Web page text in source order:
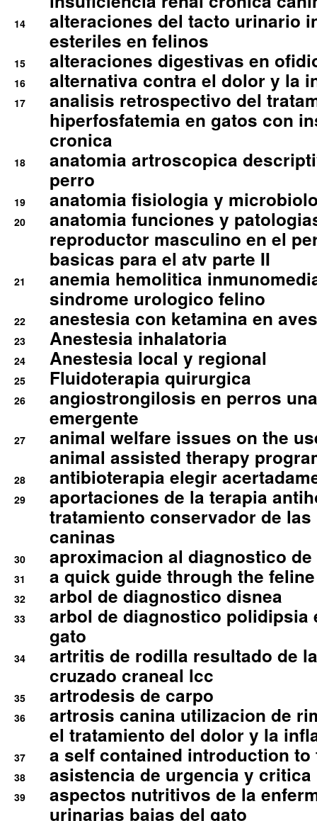
14
alteraciones del tacto urinario
esteriles en felinos
15 alteraciones digestivas en
16 alternativa contra el dolor y la
17
analisis retrospectivo del
hiperfosfatemia en gatos con
cronica
18
anatomia artroscopica
perro
19 anatomia fisiologia y
20
anatomia funciones y
reproductor masculino en el
basicas para el atv parte II
21
anemia hemolitica
sindrome urologico felino
22 anestesia con ketamina en
23 Anestesia inhalatoria
24 Anestesia local y regional
25 Fluidoterapia quirurgica
26
angiostrongilosis en perros
emergente
27
animal welfare issues on the
animal assisted therapy
28 antibioterapia elegir
29
aportaciones de la terapia
tratamiento conservador de
caninas
30 aproximacion al diagnostico
31 a quick guide through the
32 arbol de diagnostico disnea
33
arbol de diagnostico polidipsia
gato
34
artritis de rodilla resultado de
cruzado craneal lcc
35 artrodesis de carpo
36
artrosis canina utilizacion de
el tratamiento del dolor y la
37 a self contained introduction
38 asistencia de urgencia y
39
aspectos nutritivos de la
urinarias bajas del gato